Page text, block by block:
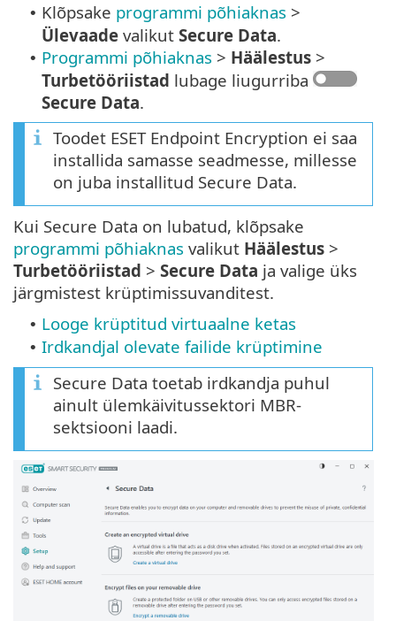
• Klõpsake programmi põhiaknas >
Ülevaade valikut Secure Data.
• Programmi põhiaknas > Häälestus >
Turbetööriistad lubage liugurriba
Secure Data.
Toodet ESET Endpoint Encryption ei saa
installida samasse seadmesse, millesse
on juba installitud Secure Data.
Kui Secure Data on lubatud, klõpsake
programmi põhiaknas valikut Häälestus >
Turbetööriistad > Secure Data ja valige üks
järgmistest krüptimissuvanditest.
• Looge krüptitud virtuaalne ketas
• Irdkandjal olevate failide krüptimine
Secure Data toetab irdkandja puhul
ainult ülemkäivitussektori MBR-
sektsiooni laadi.